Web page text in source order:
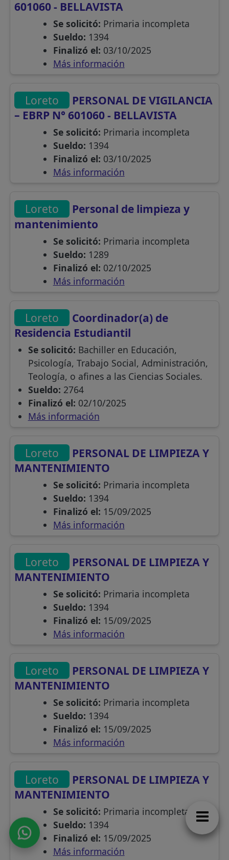
601060 - BELLAVISTA
Se solicitó: Primaria incompleta
Sueldo: 1394
Finalizó el: 03/10/2025
Más información
Loreto
PERSONAL DE VIGILANCIA
– EBRP N° 601060 - BELLAVISTA
Se solicitó: Primaria incompleta
Sueldo: 1394
Finalizó el: 03/10/2025
Más información
Loreto
Personal de limpieza y
mantenimiento
Se solicitó: Primaria incompleta
Sueldo: 1289
Finalizó el: 02/10/2025
Más información
Loreto
Coordinador(a) de
Residencia Estudiantil
Se solicitó: Bachiller en Educación,
Psicología, Trabajo Social, Administración,
Teología, o afines a las Ciencias Sociales.
Sueldo: 2764
Finalizó el: 02/10/2025
Más información
Loreto
PERSONAL DE LIMPIEZA Y
MANTENIMIENTO
Se solicitó: Primaria incompleta
Sueldo: 1394
Finalizó el: 15/09/2025
Más información
Loreto
PERSONAL DE LIMPIEZA Y
MANTENIMIENTO
Se solicitó: Primaria incompleta
Sueldo: 1394
Finalizó el: 15/09/2025
Más información
Loreto
PERSONAL DE LIMPIEZA Y
MANTENIMIENTO
Se solicitó: Primaria incompleta
Sueldo: 1394
Finalizó el: 15/09/2025
Más información
Loreto
PERSONAL DE LIMPIEZA Y
MANTENIMIENTO
Se solicitó: Primaria incompleta
Sueldo: 1394
Finalizó el: 15/09/2025
Más información